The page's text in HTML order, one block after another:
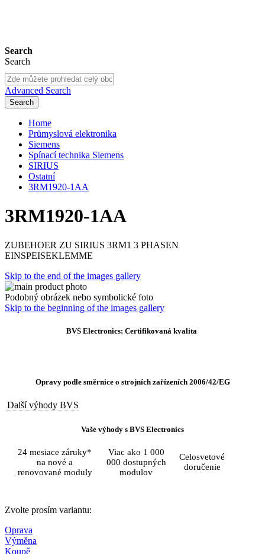
Search
Search
Advanced Search
Search
Home
Průmyslová elektronika
Siemens
Spínací technika Siemens
SIRIUS
Ostatní
3RM1920-1AA
3RM1920-1AA
ZUBEHOER ZU SIRIUS 3RM1 3 PHASEN
EINSPEISEKLEMME
Skip to the end of the images gallery
Podobný obrázek nebo symbolické foto
Skip to the beginning of the images gallery
BVS Electronics: Certifikovaná kvalita
Opravy podle směrnice o strojních zařízeních 2006/42/EG
Další výhody BVS
Vaše výhody s BVS Electronics
24 mesiace záruky*
na nové a
renovované moduly
Viac ako 1 000
000 dostupných
modulov
Celosvetové
doručenie
Zvolte prosím variantu:
Oprava
Výměna
Koupě